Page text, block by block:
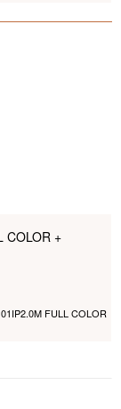
COLOR +
FULL COLOR